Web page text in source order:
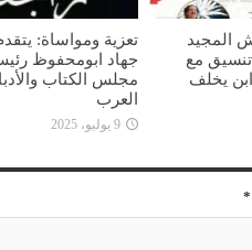
المجيد
مع
يخلف
تعزية ومواساة:
جهاد ابومحفوظ
مجلس الكتاب
العرب
9 يوليو، 2025
*